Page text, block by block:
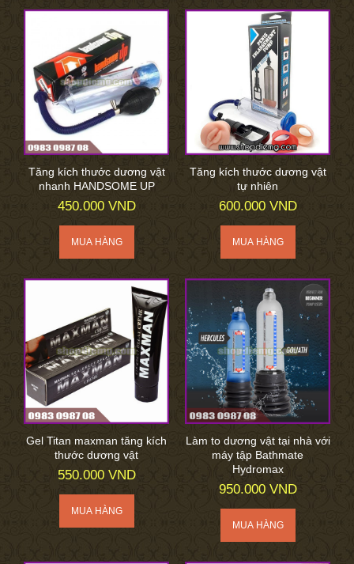
Tăng kích thước dương vật
nhanh HANDSOME UP
450.000 VND
Tăng kích thước dương vật
tự nhiên
600.000 VND
Gel Titan maxman tăng kích
thước dương vật
550.000 VND
Làm to dương vật tại nhà với
máy tập Bathmate
Hydromax
950.000 VND